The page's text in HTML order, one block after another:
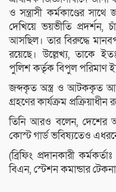
ও সন্ত্রাসী কর্মকাণ্ডের
দেখিয়ে ভয়ভীতি প্রদর্শন,
আসছিল। তার বিরুদ্ধে
রয়েছে। উল্লেখ্য, তাকে
পুলিশ কর্তৃক বিপুল পরিমাণ
জব্দকৃত অস্ত্র ও আটককৃত
গ্রহণের কার্যক্রম প্রক্রিয়াধীন
তিনি আরও বলেন, দেশের
কোস্ট গার্ড ভবিষ্যতেও
(ব্রিফিং প্রদানকারী
বিএন, স্টেশন কমান্ডার